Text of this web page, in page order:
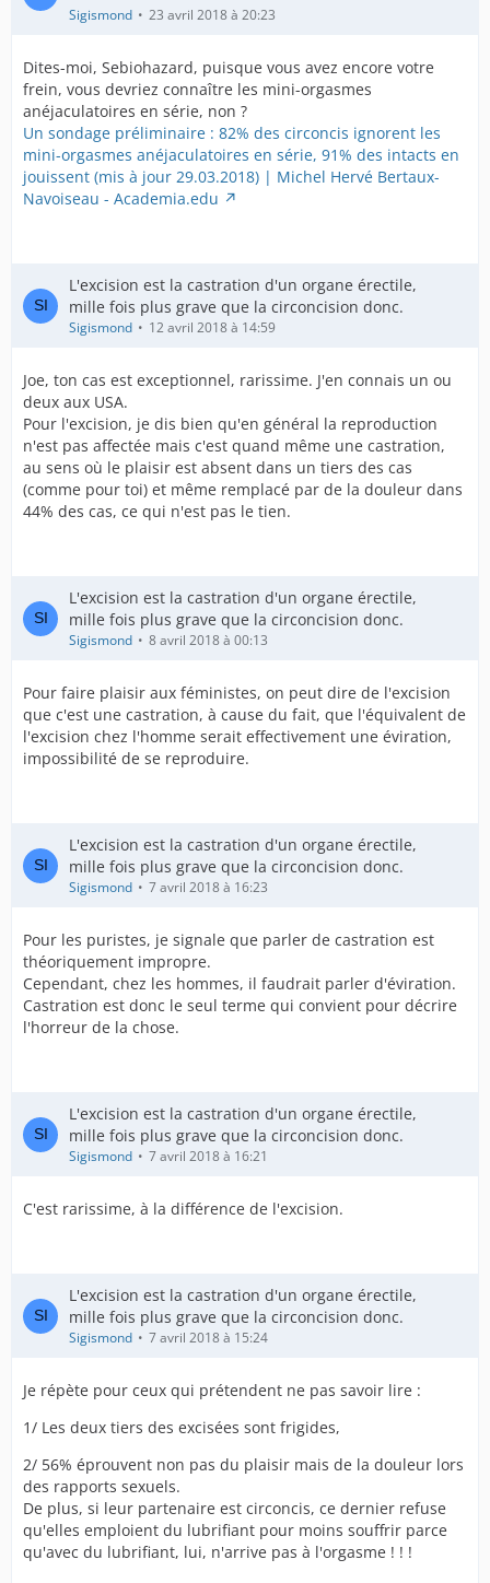
Sigismond 23 avril 2018 à 20:23
Dites-moi, Sebiohazard, puisque vous avez encore votre
frein, vous devriez connaître les mini-orgasmes
anéjaculatoires en série, non ?
Un sondage préliminaire : 82% des circoncis ignorent les
mini-orgasmes anéjaculatoires en série, 91% des intacts en
jouissent (mis à jour 29.03.2018) | Michel Hervé Bertaux-
Navoiseau - Academia.edu
L'excision est la castration d'un organe érectile,
mille fois plus grave que la circoncision donc.
Sigismond 12 avril 2018 à 14:59
Joe, ton cas est exceptionnel, rarissime. J'en connais un ou
deux aux USA.
Pour l'excision, je dis bien qu'en général la reproduction
n'est pas affectée mais c'est quand même une castration,
au sens où le plaisir est absent dans un tiers des cas
(comme pour toi) et même remplacé par de la douleur dans
44% des cas, ce qui n'est pas le tien.
L'excision est la castration d'un organe érectile,
mille fois plus grave que la circoncision donc.
Sigismond 8 avril 2018 à 00:13
Pour faire plaisir aux féministes, on peut dire de l'excision
que c'est une castration, à cause du fait, que l'équivalent de
l'excision chez l'homme serait effectivement une éviration,
impossibilité de se reproduire.
L'excision est la castration d'un organe érectile,
mille fois plus grave que la circoncision donc.
Sigismond 7 avril 2018 à 16:23
Pour les puristes, je signale que parler de castration est
théoriquement impropre.
Cependant, chez les hommes, il faudrait parler d'éviration.
Castration est donc le seul terme qui convient pour décrire
l'horreur de la chose.
L'excision est la castration d'un organe érectile,
mille fois plus grave que la circoncision donc.
Sigismond 7 avril 2018 à 16:21
C'est rarissime, à la différence de l'excision.
L'excision est la castration d'un organe érectile,
mille fois plus grave que la circoncision donc.
Sigismond 7 avril 2018 à 15:24
Je répète pour ceux qui prétendent ne pas savoir lire :
1/ Les deux tiers des excisées sont frigides,
2/ 56% éprouvent non pas du plaisir mais de la douleur lors
des rapports sexuels.
De plus, si leur partenaire est circoncis, ce dernier refuse
qu'elles emploient du lubrifiant pour moins souffrir parce
qu'avec du lubrifiant, lui, n'arrive pas à l'orgasme ! ! !